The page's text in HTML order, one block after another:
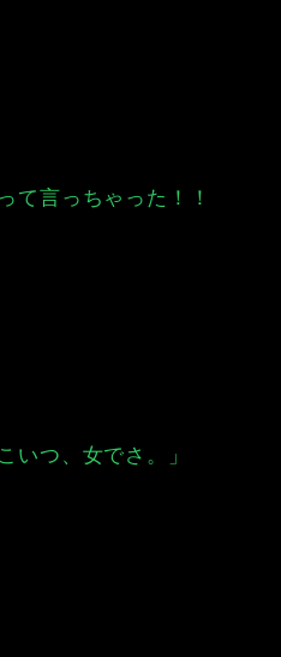
て言っちゃった！！
いつ、女でさ。」